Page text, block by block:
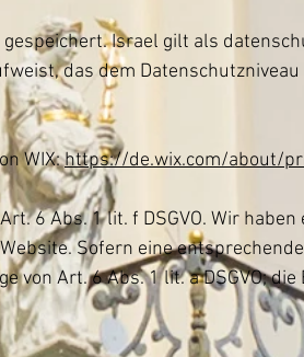
gespeichert. Israel gilt als
das dem
WIX:https://de.wix.com/about/
6 Abs. 1 lit. f DSGVO. Wir
Sofern eine
von Art. 6 Abs. 1 lit. a DSGVO;